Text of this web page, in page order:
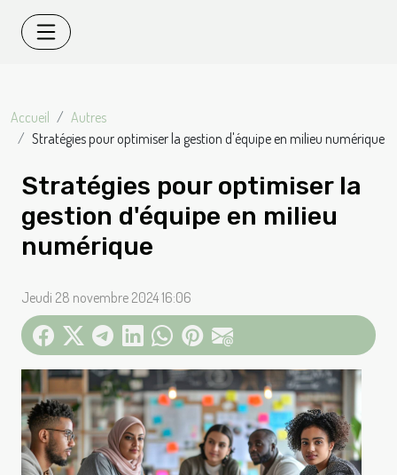
Accueil
Autres
Stratégies pour optimiser la gestion d'équipe en milieu numérique
Stratégies pour optimiser la
gestion d'équipe en milieu
numérique
Jeudi 28 novembre 2024 16:06